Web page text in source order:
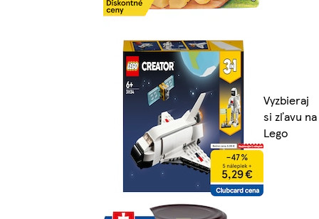
Vyzbieraj
si zľavu na
Lego